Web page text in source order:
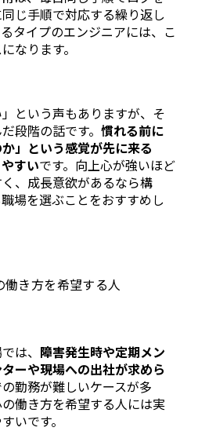
じ手順で対応する繰り返し
タイプのエンジニアには、こ
なります。
」という声もありますが、そ
段階の話です。 慣れる前に
」という感覚が先に来る
すいです。向上心が強いほど
、成長意欲があるなら構
場を選ぶことをおすすめし
働き方を希望する人
は、
障害発生時や定期メン
ーや現場への出社が求めら
勤務が難しいケースが多
働き方を希望する人には実
いです。